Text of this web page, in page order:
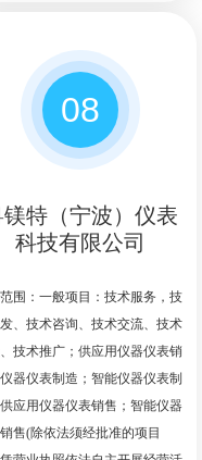
08
特（宁波）仪表
科技有限公司
围：一般项目：技术服务，技
、技术咨询、技术交流、技术
技术推广；供应用仪器仪表销
器仪表制造；智能仪器仪表制
应用仪器仪表销售；智能仪器
售(除依法须经批准的项目